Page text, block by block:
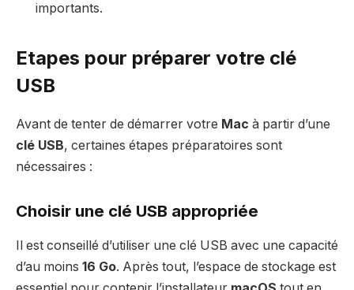
importants.
Etapes pour préparer votre clé
USB
Avant de tenter de démarrer votre Mac à partir d’une
clé USB, certaines étapes préparatoires sont
nécessaires :
Choisir une clé USB appropriée
Il est conseillé d’utiliser une clé USB avec une capacité
d’au moins 16 Go. Après tout, l’espace de stockage est